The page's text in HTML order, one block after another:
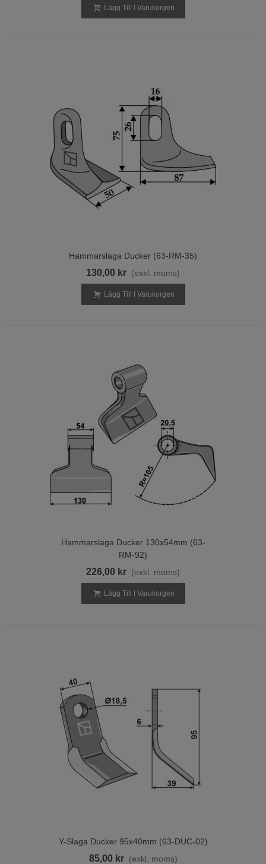
Lägg Till I Varukorgen
Hammarslaga Ducker (63-RM-35)
130,00 kr (exkl. moms)
Lägg Till I Varukorgen
Hammarslaga Ducker 130x54mm (63-
RM-92)
226,00 kr (exkl. moms)
Lägg Till I Varukorgen
Y-Slaga Ducker 95x40mm (63-DUC-02)
85,00 kr (exkl. moms)